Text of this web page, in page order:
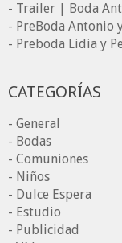
- Trailer | Boda
- PreBoda Antonio
- Preboda Lidia y
CATEGORÍAS
- General
- Bodas
- Comuniones
- Niños
- Dulce Espera
- Estudio
- Publicidad